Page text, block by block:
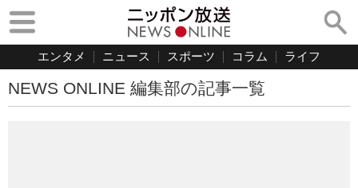
エンタメ ニュース スポーツ コラム ライフ
NEWS ONLINE 編集部の記事一覧